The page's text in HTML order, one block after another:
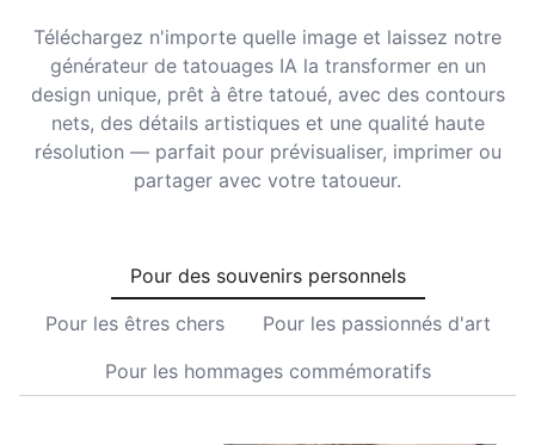
Téléchargez n'importe quelle image et laissez notre
générateur de tatouages IA la transformer en un
design unique, prêt à être tatoué, avec des contours
nets, des détails artistiques et une qualité haute
résolution — parfait pour prévisualiser, imprimer ou
partager avec votre tatoueur.
Pour des souvenirs personnels
Pour les êtres chers
Pour les passionnés d'art
Pour les hommages commémoratifs